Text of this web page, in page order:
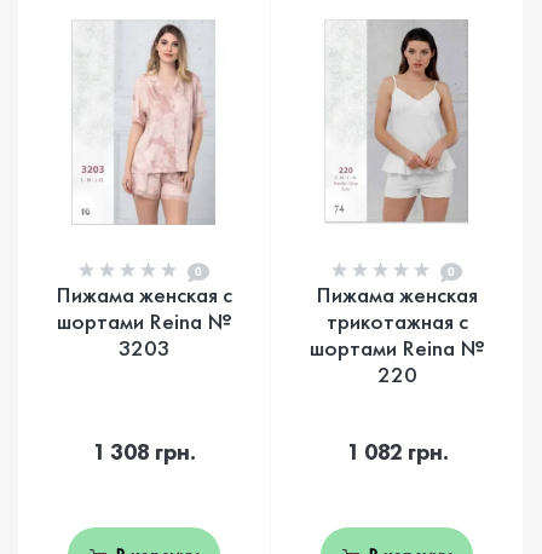
0
Пижама женская с
шортами Reina №
3203
1 308 грн.
0
Пижама женская
трикотажная с
шортами Reina №
220
1 082 грн.